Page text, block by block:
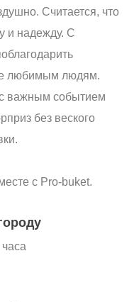
Считается, что
и надежду. С
любимым людям.
важным событием
без веского
с Pro-buket.